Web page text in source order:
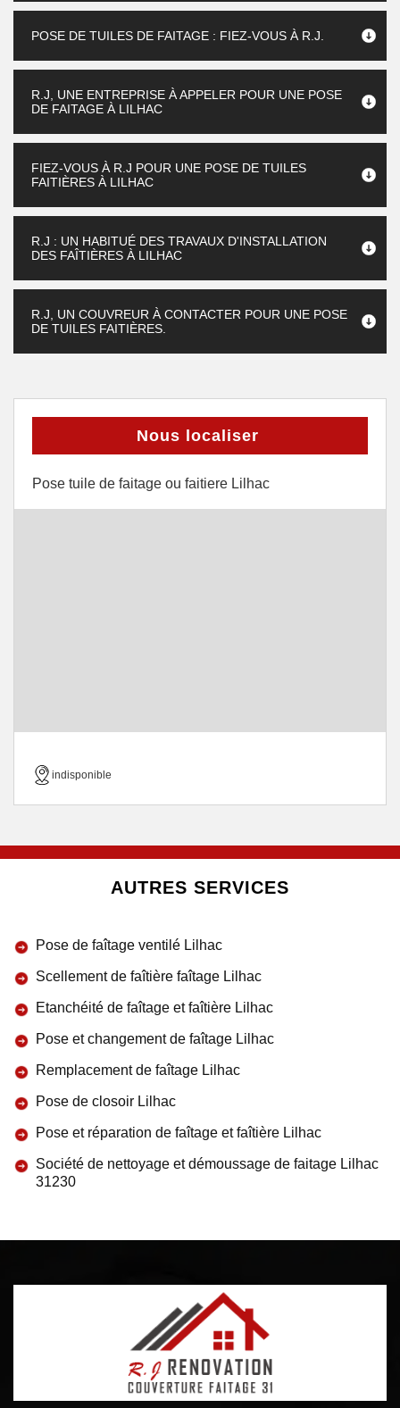
POSE DE TUILES DE FAITAGE : FIEZ-VOUS À R.J.
R.J, UNE ENTREPRISE À APPELER POUR UNE POSE
DE FAITAGE À LILHAC
FIEZ-VOUS À R.J POUR UNE POSE DE TUILES
FAITIÈRES À LILHAC
R.J : UN HABITUÉ DES TRAVAUX D'INSTALLATION
DES FAÎTIÈRES À LILHAC
R.J, UN COUVREUR À CONTACTER POUR UNE POSE
DE TUILES FAITIÈRES.
Nous localiser
Pose tuile de faitage ou faitiere Lilhac
indisponible
AUTRES SERVICES
Pose de faîtage ventilé Lilhac
Scellement de faîtière faîtage Lilhac
Etanchéité de faîtage et faîtière Lilhac
Pose et changement de faîtage Lilhac
Remplacement de faîtage Lilhac
Pose de closoir Lilhac
Pose et réparation de faîtage et faîtière Lilhac
Société de nettoyage et démoussage de faitage Lilhac
31230